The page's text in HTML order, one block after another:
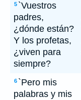
5 `Vuestros
padres,
¿dónde están?
Y los profetas,
¿viven para
siempre?
6 `Pero mis
palabras y mis